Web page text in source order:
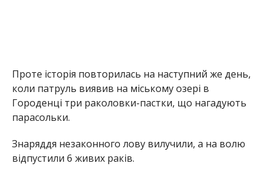
Проте історія повторилась на наступний же день,
коли патруль виявив на міському озері в
Городенці три раколовки-пастки, що нагадують
парасольки.
Знаряддя незаконного лову вилучили, а на волю
відпустили 6 живих раків.